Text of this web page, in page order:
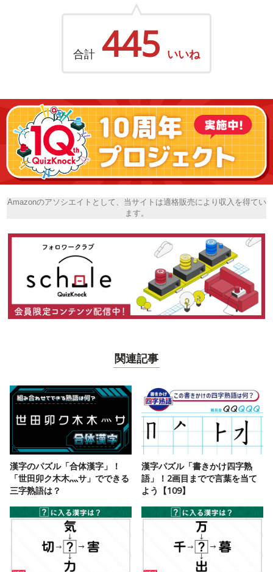
合計 445 いいね
Amazonのアソシエイトとして、当サイトは適格販売により収入を得てい
ます。
関連記事
漢字のパズル「合体漢字」！
「世田卯ク木木灬サ」でできる
三字熟語は？
漢字パズル「書きかけ四字熟
語」！2画目までで言葉を当て
よう【109】